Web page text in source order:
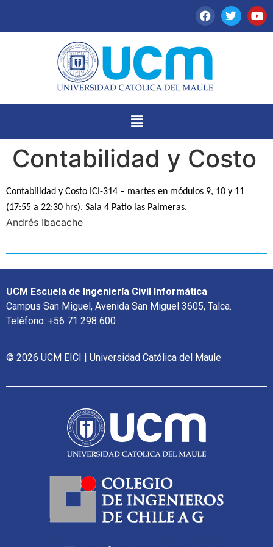
Contabilidad y Costo
Contabilidad y Costo ICI-314 – martes en módulos 9, 10 y 11
(17:55 a 22:30 hrs). Sala 4 Patio las Palmeras.
Andrés Ibacache
UCM Escuela de Ingeniería Civil Informática
Campus San Miguel, Avenida San Miguel 3605, Talca.
Teléfono: +56 71 298 600
© 2026 UCM EICI | Universidad Católica del Maule